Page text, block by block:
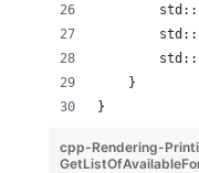
    }
}
cpp-Rendering-